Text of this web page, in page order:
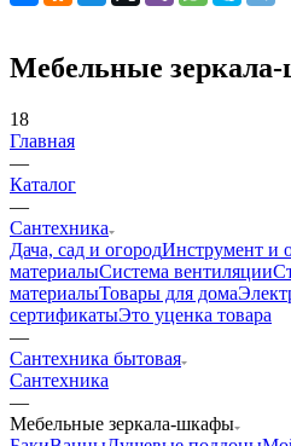
Мебельные
18
Главная
—
Каталог
—
Сантехника
Дача, сад и огородИнструмент и
материалыСистема вентиляции
материалыТовары для дома
сертификатыЭто уценка товара
—
Сантехника бытовая
Сантехника
—
Мебельные зеркала-шкафы